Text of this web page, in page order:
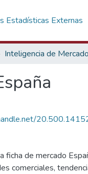
Estadísticas Externas
Inteligencia de
ficha de mercado
comerciales,